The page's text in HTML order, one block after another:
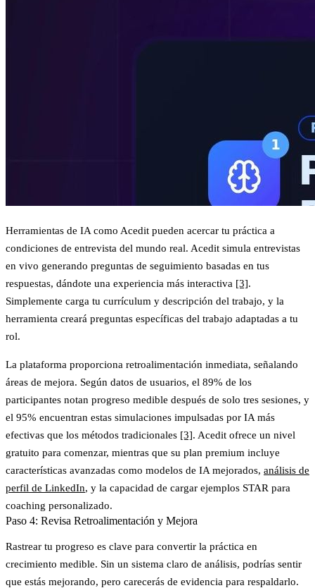
Herramientas de IA como Acedit pueden acercar tu práctica a
condiciones de entrevista del mundo real. Acedit simula entrevistas
en vivo generando preguntas de seguimiento basadas en tus
respuestas, dándote una experiencia más interactiva [3].
Simplemente carga tu currículum y descripción del trabajo, y la
herramienta creará preguntas específicas del trabajo adaptadas a tu
rol.
La plataforma proporciona retroalimentación inmediata, señalando
áreas de mejora. Según datos de usuarios, el 89% de los
participantes notan progreso medible después de solo tres sesiones, y
el 95% encuentran estas simulaciones impulsadas por IA más
efectivas que los métodos tradicionales [3]. Acedit ofrece un nivel
gratuito para comenzar, mientras que su plan premium incluye
características avanzadas como modelos de IA mejorados, análisis de
perfil de LinkedIn, y la capacidad de cargar ejemplos STAR para
coaching personalizado.
Paso 4: Revisa Retroalimentación y Mejora
Rastrear tu progreso es clave para convertir la práctica en
crecimiento medible. Sin un sistema claro de análisis, podrías sentir
que estás mejorando, pero carecerás de evidencia para respaldarlo.